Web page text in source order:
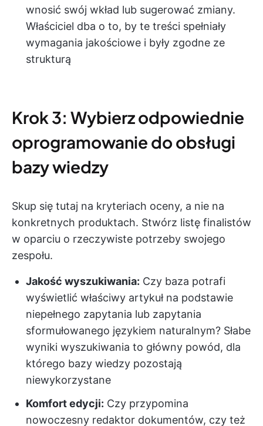
wnosić swój wkład lub sugerować zmiany.
Właściciel dba o to, by te treści spełniały
wymagania jakościowe i były zgodne ze
strukturą
Krok 3: Wybierz odpowiednie
oprogramowanie do obsługi
bazy wiedzy
Skup się tutaj na kryteriach oceny, a nie na
konkretnych produktach. Stwórz listę finalistów
w oparciu o rzeczywiste potrzeby swojego
zespołu.
Jakość wyszukiwania: Czy baza potrafi
wyświetlić właściwy artykuł na podstawie
niepełnego zapytania lub zapytania
sformułowanego językiem naturalnym? Słabe
wyniki wyszukiwania to główny powód, dla
którego bazy wiedzy pozostają
niewykorzystane
Komfort edycji: Czy przypomina
nowoczesny redaktor dokumentów, czy też